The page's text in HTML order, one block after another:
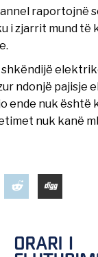
raportojnë
i zjarrit mund të
shkëndijë
ndonjë pajisje
ende nuk është
nuk kanë